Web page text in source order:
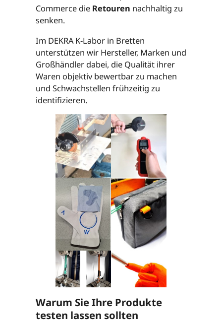
Commerce die Retouren nachhaltig zu
senken.
Im DEKRA K-Labor in Bretten
unterstützen wir Hersteller, Marken und
Großhändler dabei, die Qualität ihrer
Waren objektiv bewertbar zu machen
und Schwachstellen frühzeitig zu
identifizieren.
Warum Sie Ihre Produkte
testen lassen sollten